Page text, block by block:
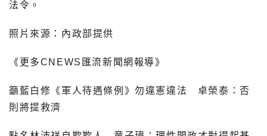
法令。
照片來源：內政部提供
《更多CNEWS匯流新聞網報導》
籲藍白修《軍人待遇條例》勿違憲違法 卓榮泰：否
則將提救濟